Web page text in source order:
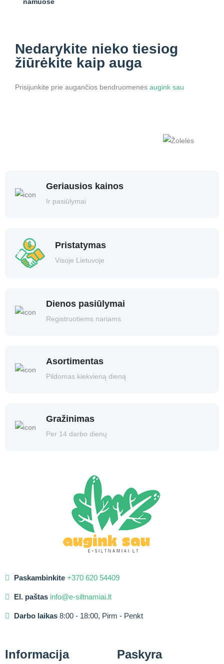
Nedarykite nieko tiesiog
žiūrėkite kaip auga
Prisijunkite prie augančios bendruomenės augink sau
Geriausios kainos
Ir pasiūlymai
Pristatymas
Visoje Lietuvoje
Dienos pasiūlymai
Registruotiems nariams
Asortimentas
Pildomas kiekvieną dieną
Gražinimas
Per 14 darbo dienų
Paskambinkite +370 620 54409
El. paštas info@e-siltnamiai.lt
Darbo laikas 8:00 - 18:00, Pirm - Penkt
Informacija Paskyra